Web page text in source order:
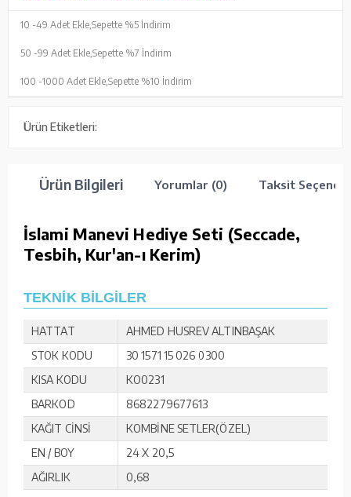
10 -49 Adet Ekle, Sepette %5 İndirim
50 -99 Adet Ekle, Sepette %7 İndirim
100 -1000 Adet Ekle, Sepette %10 İndirim
Ürün Etiketleri:
Ürün Bilgileri Yorumlar (0) Taksit
İslami Manevi Hediye Seti (Seccade,
Tesbih, Kur'an-ı Kerim)
TEKNİK BİLGİLER
HATTAT
AHMED HUSREV ALTINBAŞAK
STOK KODU
30 1571 15 026 0300
KISA KODU
KO0231
BARKOD
8682279677613
KAĞIT CİNSİ
KOMBİNE SETLER(ÖZEL)
EN / BOY
24 X 20,5
AĞIRLIK
0,68